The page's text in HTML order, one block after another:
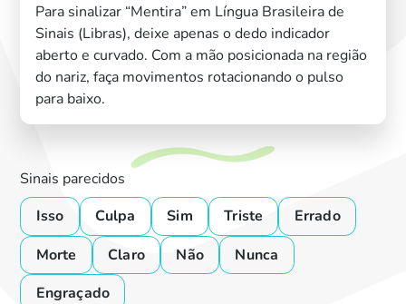
Para sinalizar “Mentira” em Língua Brasileira de
Sinais (Libras), deixe apenas o dedo indicador
aberto e curvado. Com a mão posicionada na região
do nariz, faça movimentos rotacionando o pulso
para baixo.
Sinais parecidos
Isso
Culpa Sim Triste
Errado
Morte
Claro Não
Nunca
Engraçado